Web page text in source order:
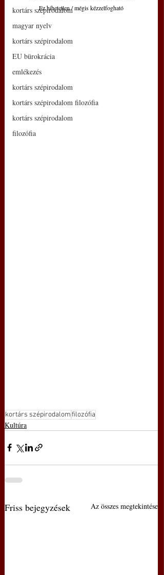
kortárs szépirodalom
magyar nyelv
kortárs szépirodalom
EU bürokrácia
emlékezés
kortárs szépirodalom
kortárs szépirodalom filozófia
kortárs szépirodalom
filozófia
Ez hihetetlen / mégis kézzelfogható
kortárs szépirodalomfilozófia
Kultúra
Friss bejegyzések Az összes megtekintése